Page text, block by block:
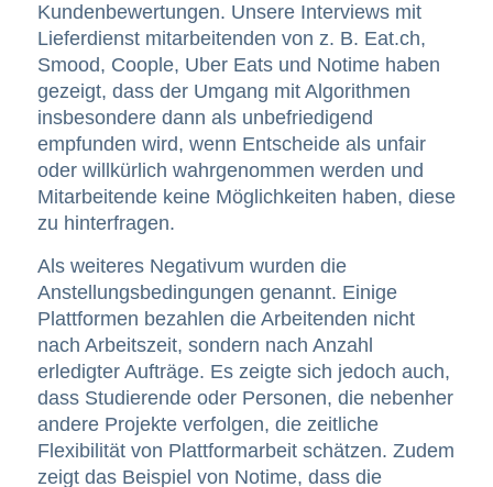
Kundenbewertungen. Unsere Interviews mit
Lieferdienst mitarbeitenden von z. B. Eat.ch,
Smood, Coople, Uber Eats und Notime haben
gezeigt, dass der Umgang mit Algorithmen
insbesondere dann als unbefriedigend
empfunden wird, wenn Entscheide als unfair
oder willkürlich wahrgenommen werden und
Mitarbeitende keine Möglichkeiten haben, diese
zu hinterfragen.
Als weiteres Negativum wurden die
Anstellungsbedingungen genannt. Einige
Plattformen bezahlen die Arbeitenden nicht
nach Arbeitszeit, sondern nach Anzahl
erledigter Aufträge. Es zeigte sich jedoch auch,
dass Studierende oder Personen, die nebenher
andere Projekte verfolgen, die zeitliche
Flexibilität von Plattformarbeit schätzen. Zudem
zeigt das Beispiel von Notime, dass die